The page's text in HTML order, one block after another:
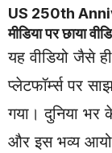
US 250th
मीडिया पर छाया
यह वीडियो जैसे
प्लेटफॉर्म्स पर
गया। दुनिया
और इस भव्य